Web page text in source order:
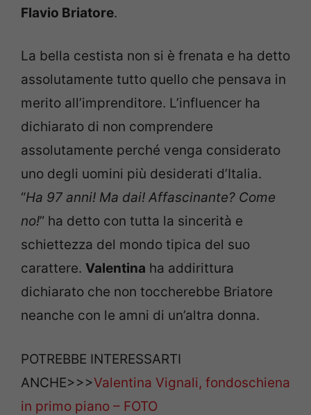
Flavio Briatore.
La bella cestista non si è frenata e ha detto
assolutamente tutto quello che pensava in
merito all’imprenditore. L’influencer ha
dichiarato di non comprendere
assolutamente perché venga considerato
uno degli uomini più desiderati d’Italia.
“Ha 97 anni! Ma dai! Affascinante? Come
no!” ha detto con tutta la sincerità e
schiettezza del mondo tipica del suo
carattere. Valentina ha addirittura
dichiarato che non toccherebbe Briatore
neanche con le amni di un’altra donna.
POTREBBE INTERESSARTI
ANCHE>>>Valentina Vignali, fondoschiena
in primo piano – FOTO